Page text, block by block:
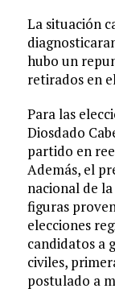
La situación
hubo un
retirados en
Para las
Diosdado
partido en
Además, el
nacional de
figuras
elecciones
candidatos a
civiles,
postulado a